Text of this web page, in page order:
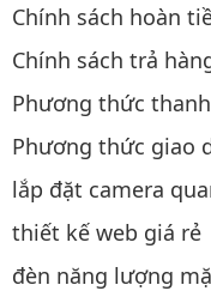
Chính sách hoàn
Chính sách trả
Phương thức
Phương thức giao
lắp đặt camera
thiết kế web giá rẻ
đèn năng lượng